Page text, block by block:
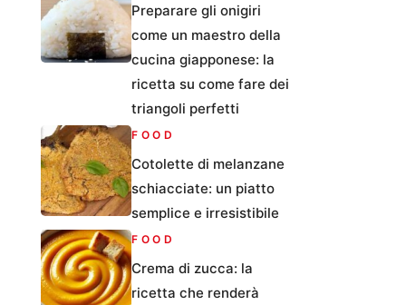
Preparare gli onigiri
come un maestro della
cucina giapponese: la
ricetta su come fare dei
triangoli perfetti
FOOD
Cotolette di melanzane
schiacciate: un piatto
semplice e irresistibile
FOOD
Crema di zucca: la
ricetta che renderà